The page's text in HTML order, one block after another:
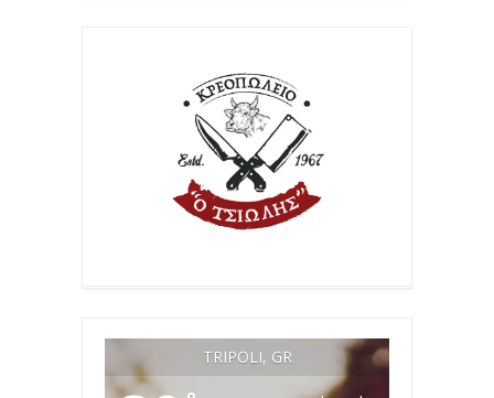
TRIPOLI, GR